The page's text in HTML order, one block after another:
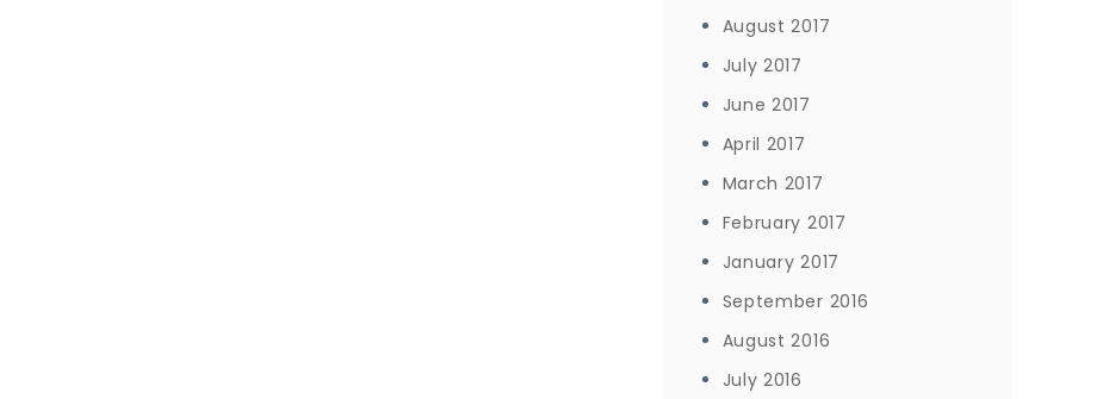
August 2017
July 2017
June 2017
April 2017
March 2017
February 2017
January 2017
September 2016
August 2016
July 2016